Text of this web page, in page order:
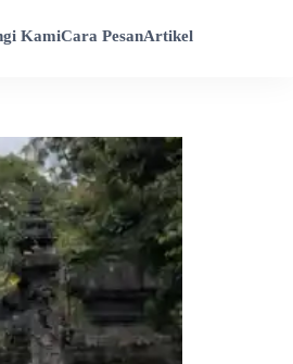
KamiCara PesanArtikel